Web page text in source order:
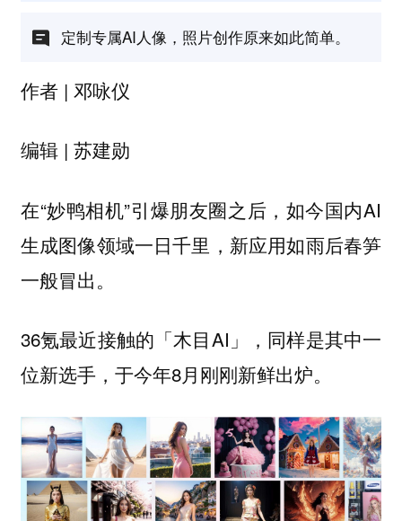
定制专属AI人像，照片创作原来如此简单。
作者 | 邓咏仪
编辑 | 苏建勋
在“妙鸭相机”引爆朋友圈之后，如今国内AI
生成图像领域一日千里，新应用如雨后春笋
一般冒出。
36氪最近接触的「木目AI」，同样是其中一
位新选手，于今年8月刚刚新鲜出炉。